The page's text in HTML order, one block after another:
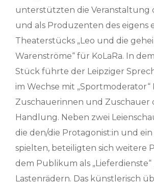
unterstützten die Veranstaltung
und als Produzenten des eigens
Theaterstücks „Leo und die
Warenströme“ für KoLaRa. In
Stück führte der Leipziger
im Wechse mit „Sportmoderator“
Zuschauerinnen und Zuschauer
Handlung. Neben zwei
die den/die Protagonist:in und
spielten, beteiligten sich weitere
dem Publikum als
Lastenrädern. Das künstlerisch